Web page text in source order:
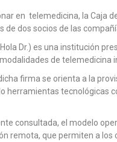
en telemedicina, la Caja
dos socios de las
Dr.) es una institución
de telemedicina
firma se orienta a la
herramientas tecnológicas
consultada, el modelo
remota, que permiten a